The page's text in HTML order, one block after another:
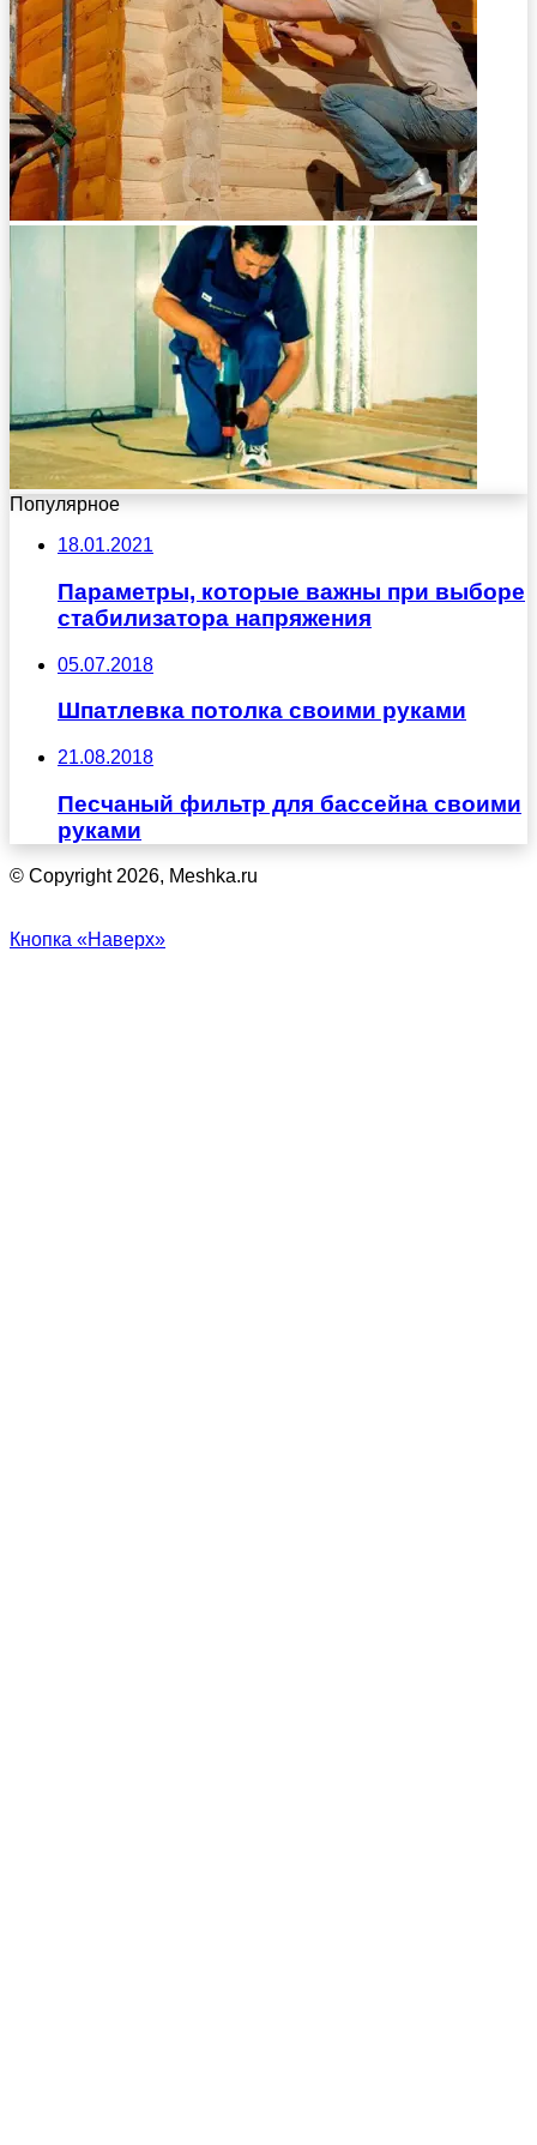
Популярное
18.01.2021
Параметры, которые важны при выборе
стабилизатора напряжения
05.07.2018
Шпатлевка потолка своими руками
21.08.2018
Песчаный фильтр для бассейна своими
руками
© Copyright 2026, Meshka.ru
Кнопка «Наверх»